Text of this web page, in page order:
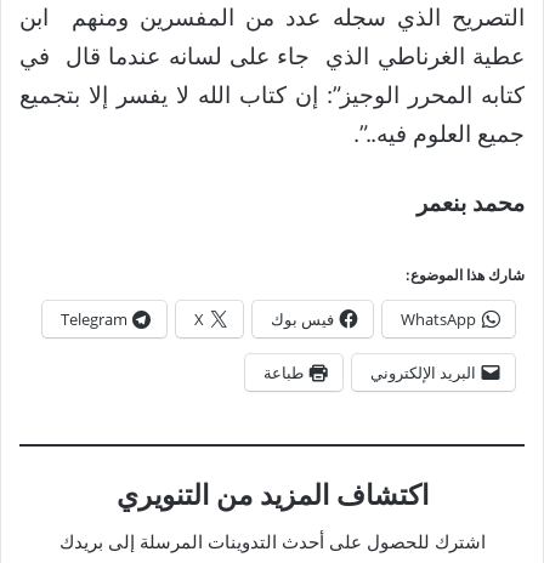
التصريح الذي سجله عدد من المفسرين ومنهم ابن
عطية الغرناطي الذي جاء على لسانه عندما قال في
كتابه المحرر الوجيز”: إن كتاب الله لا يفسر إلا بتجميع
جميع العلوم فيه..”.
محمد بنعمر
شارك هذا الموضوع:
WhatsApp فيس بوك X
Telegram
البريد الإلكتروني طباعة
اكتشاف المزيد من التنويري
اشترك للحصول على أحدث التدوينات المرسلة إلى بريدك